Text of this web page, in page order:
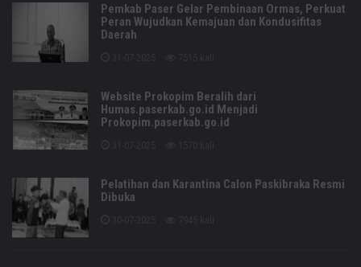
Pemkab Paser Gelar Pembinaan Ormas, Perkuat
Peran Wujudkan Kemajuan dan Kondusifitas
Daerah
Website Prokopim Beralih dari
Humas.paserkab.go.id Menjadi
Prokopim.paserkab.go.id
Pelatihan dan Karantina Calon Paskibraka Resmi
Dibuka